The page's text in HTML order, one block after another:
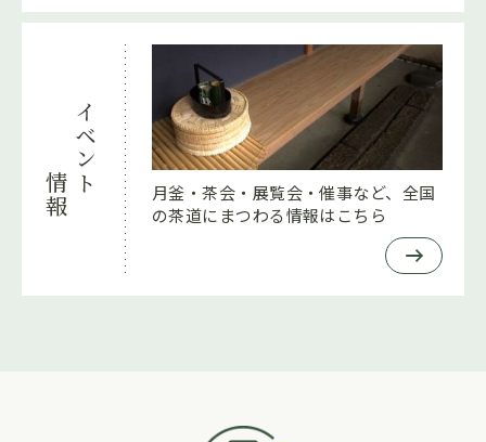
イベント
情報
月釜・茶会・展覧会・催事など、全国
の茶道にまつわる情報はこちら